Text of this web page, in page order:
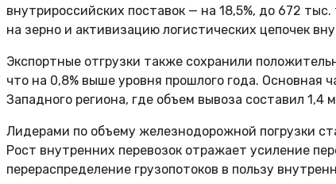
внутрироссийских поставок — на 18,5%, до 672
на зерно и активизацию логистических цепочек
Экспортные отгрузки также сохранили
что на 0,8% выше уровня прошлого года. Основная
Западного региона, где объем вывоза составил 1,4
Лидерами по объему железнодорожной погрузки
Рост внутренних перевозок отражает усиление
перераспределение грузопотоков в пользу